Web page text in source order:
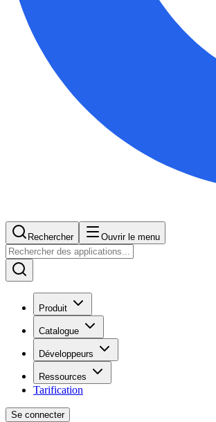
Rechercher Ouvrir le menu
Produit
Catalogue
Développeurs
Ressources
Tarification
Se connecter